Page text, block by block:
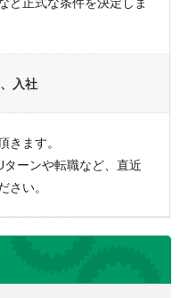
入社
きます。
ーンや転職など、直近
さい。